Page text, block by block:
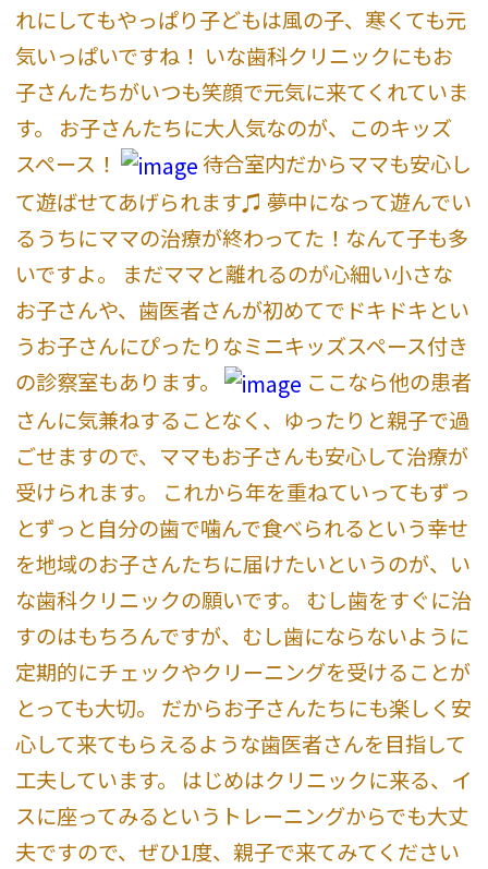
れにしてもやっぱり子どもは風の子、寒くても元
気いっぱいですね！ いな歯科クリニックにもお
子さんたちがいつも笑顔で元気に来てくれていま
す。 お子さんたちに大人気なのが、このキッズ
スペース！
待合室内だからママも安心し
て遊ばせてあげられます♫ 夢中になって遊んでい
るうちにママの治療が終わってた！なんて子も多
いですよ。 まだママと離れるのが心細い小さな
お子さんや、歯医者さんが初めてでドキドキとい
うお子さんにぴったりなミニキッズスペース付き
の診察室もあります。
ここなら他の患者
さんに気兼ねすることなく、ゆったりと親子で過
ごせますので、ママもお子さんも安心して治療が
受けられます。 これから年を重ねていってもずっ
とずっと自分の歯で噛んで食べられるという幸せ
を地域のお子さんたちに届けたいというのが、い
な歯科クリニックの願いです。 むし歯をすぐに治
すのはもちろんですが、むし歯にならないように
定期的にチェックやクリーニングを受けることが
とっても大切。 だからお子さんたちにも楽しく安
心して来てもらえるような歯医者さんを目指して
工夫しています。 はじめはクリニックに来る、イ
スに座ってみるというトレーニングからでも大丈
夫ですので、ぜひ1度、親子で来てみてください